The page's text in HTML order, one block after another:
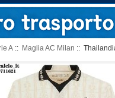
Retro
A :: Maglia AC Milan ::